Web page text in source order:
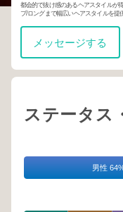
都会的で抜け感のあるヘアスタイルが
ブ/ロングまで幅広いヘアスタイルを提
メッセージする
ステータス
男性